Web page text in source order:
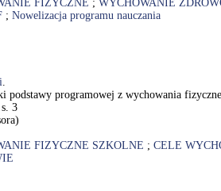
FIZYCZNE ; WYCHOWANIE
; Nowelizacja programu nauczania
.
podstawy programowej z wychowania
3
FIZYCZNE SZKOLNE ; CELE